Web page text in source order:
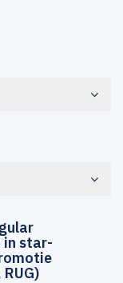
in star-